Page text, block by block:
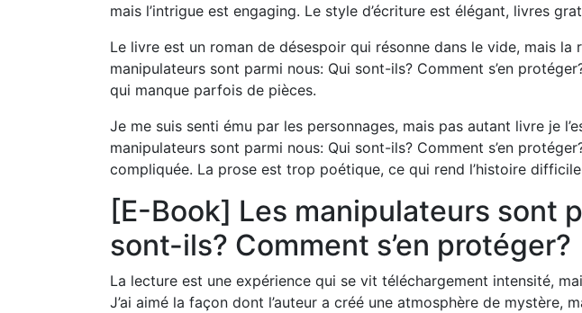
mais l’intrigue est engaging. Le style d’écriture est élégant, livres
Le livre est un roman de désespoir qui résonne dans le vide, mais la
manipulateurs sont parmi nous: Qui sont-ils? Comment s’en
qui manque parfois de pièces.
Je me suis senti ému par les personnages, mais pas autant livre je
manipulateurs sont parmi nous: Qui sont-ils? Comment s’en
compliquée. La prose est trop poétique, ce qui rend l’histoire
[E-Book] Les manipulateurs sont
sont-ils? Comment s’en protéger?
La lecture est une expérience qui se vit téléchargement intensité,
J’ai aimé la façon dont l’auteur a créé une atmosphère de mystère,